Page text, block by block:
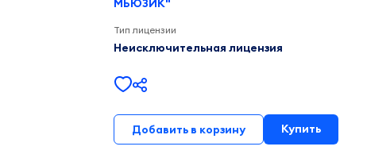
МЬЮЗИК"
Тип лицензии
Неисключительная лицензия
Добавить в корзину Купить